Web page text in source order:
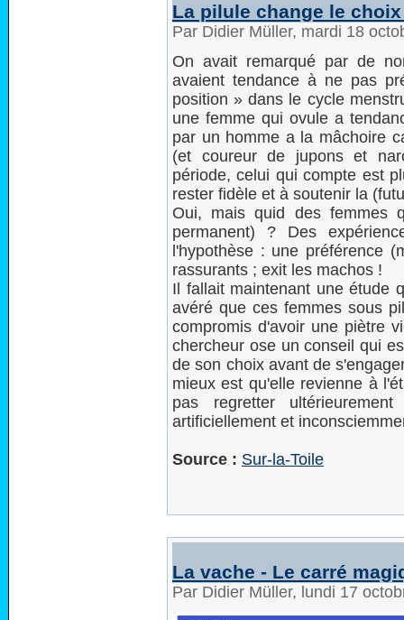
La pilule change le
Par Didier Müller, mardi 18
On avait remarqué par de
avaient tendance à ne pas
position » dans le cycle
une femme qui ovule a
par un homme a la mâchoire
(et coureur de jupons et
période, celui qui compte est
rester fidèle et à soutenir la
Oui, mais quid des femmes
permanent) ? Des
l'hypothèse : une préférence
rassurants ; exit les machos !
Il fallait maintenant une étude
avéré que ces femmes sous
compromis d'avoir une piètre
chercheur ose un conseil qui
de son choix avant de
mieux est qu'elle revienne à
pas regretter
artificiellement et
Source : Sur-la-Toile
La vache - Le carré
Par Didier Müller, lundi 17